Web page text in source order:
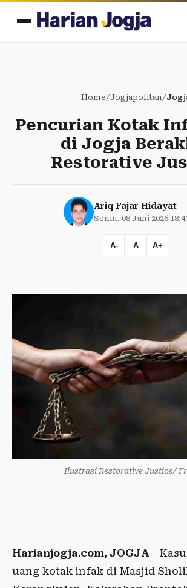
Home/Jogjapolitan/
Pencurian Kotak
di Jogja
Restorative
Ariq Fajar Hidayat
Senin, 08 Juni 2026
A- A A+
Ilustrasi Restorative Justice/
Harianjogja.com, JOGJA
uang kotak infak di Masjid